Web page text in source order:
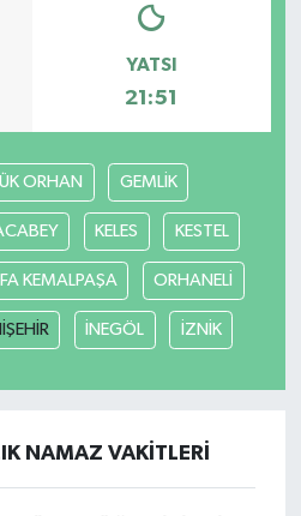
YATSI
21:51
ORHAN GEMLİK
KELES KESTEL
KEMALPAŞA ORHANELİ
İNEGÖL İZNİK
NAMAZ VAKITLERI